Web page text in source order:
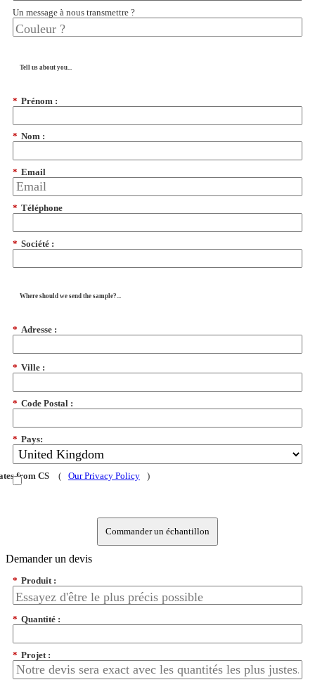
Un message à nous transmettre ?
Tell us about you...
* Prénom :
* Nom :
* Email
* Téléphone
* Société :
Where should we send the sample?...
* Adresse :
* Ville :
* Code Postal :
* Pays:
from CS ( Our Privacy Policy )
Commander un échantillon
Demander un devis
* Produit :
* Quantité :
* Projet :